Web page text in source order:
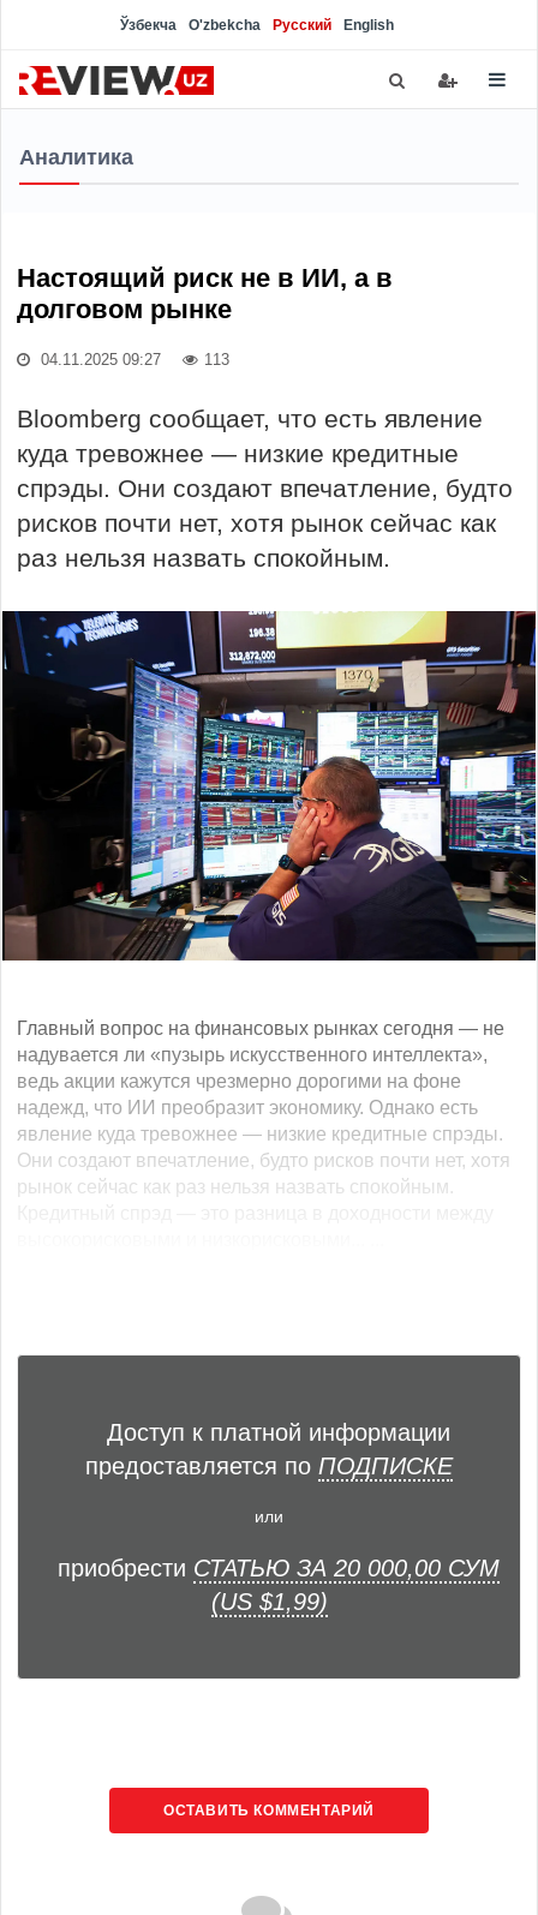
Ўзбекча O'zbekcha Русский English
Аналитика
Настоящий риск не в ИИ, а в
долговом рынке
04.11.2025 09:27 113
Bloomberg сообщает, что есть явление
куда тревожнее — низкие кредитные
спрэды. Они создают впечатление, будто
рисков почти нет, хотя рынок сейчас как
раз нельзя назвать спокойным.
Главный вопрос на финансовых рынках сегодня — не
надувается ли «пузырь искусственного интеллекта»,
ведь акции кажутся чрезмерно дорогими на фоне
надежд, что ИИ преобразит экономику. Однако есть
явление куда тревожнее — низкие кредитные спрэды.
Они создают впечатление, будто рисков почти нет, хотя
рынок сейчас как раз нельзя назвать спокойным.
Доступ к платной информации
предоставляется по ПОДПИСКЕ
или
приобрести СТАТЬЮ ЗА 20 000,00 СУМ
(US $1,99)
ОСТАВИТЬ КОММЕНТАРИЙ